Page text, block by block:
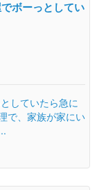
ボーっとしてい
していたら急に
で、家族が家にい